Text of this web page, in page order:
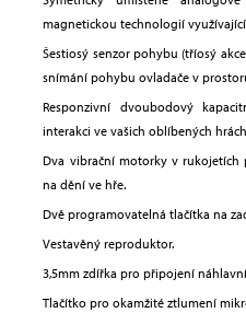
magnetickou technologií
Šestiosý senzor pohybu (tříosý
snímání pohybu ovladače v
Responzivní dvoubodový
interakci ve vašich oblíbených
Dva vibrační motorky v
na dění ve hře.
Dvě programovatelná tlačítka na
Vestavěný reproduktor.
3,5mm zdířka pro připojení
Tlačítko pro okamžité ztlumení